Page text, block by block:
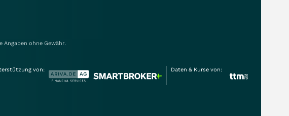
Angaben ohne Gewähr.
von: Daten & Kurse von: